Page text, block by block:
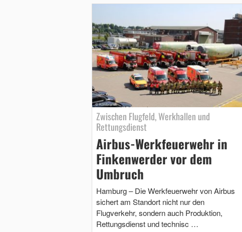
Zwischen Flugfeld, Werkhallen und
Rettungsdienst
Airbus-Werkfeuerwehr in
Finkenwerder vor dem
Umbruch
Hamburg – Die Werkfeuerwehr von Airbus
sichert am Standort nicht nur den
Flugverkehr, sondern auch Produktion,
Rettungsdienst und technisc …